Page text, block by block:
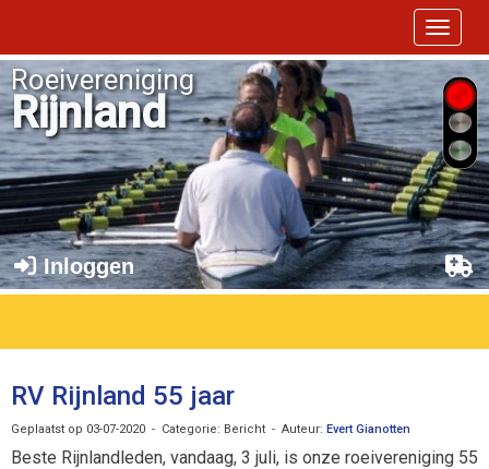
Toggle
Roeivereniging
Rijnland
Inloggen
RV Rijnland 55 jaar
Geplaatst op 03-07-2020 - Categorie: Bericht - Auteur: Evert Gianotten
Beste Rijnlandleden, vandaag, 3 juli, is onze roeivereniging 55